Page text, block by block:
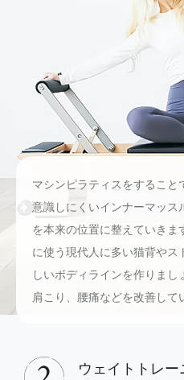
マシンピラティスをするこ
意識しにくいインナーマッ
を本来の位置に整えていき
に使う現代人に多い猫背や
しいボディラインを作りま
肩こり、腰痛などを改善して
ウェイトトレ